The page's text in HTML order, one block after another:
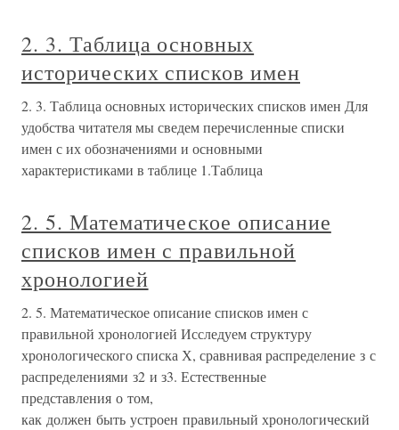
2. 3. Таблица основных
исторических списков имен
2. 3. Таблица основных исторических списков имен Для
удобства читателя мы сведем перечисленные списки
имен с их обозначениями и основными
характеристиками в таблице 1.Таблица
2. 5. Математическое описание
списков имен с правильной
хронологией
2. 5. Математическое описание списков имен с
правильной хронологией Исследуем структуру
хронологического списка Х, сравнивая распределение з с
распределениями з2 и з3. Естественные
представления о том,
как должен быть устроен правильный хронологический